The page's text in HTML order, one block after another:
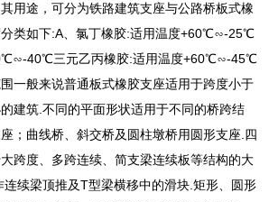
用途，可分为铁路建筑支座与公路桥板式橡
分类如下:A、氯丁橡胶:适用温度+60℃∽-25℃
40℃三元乙丙橡胶:适用温度+60℃∽-45℃
一般来说普通板式橡胶支座适用于跨度小于
建筑.不同的平面形状适用于不同的桥跨结
；曲线桥、斜交桥及圆柱墩桥用圆形支座.四
跨度、多跨连续、简支梁连续板等结构的大
续梁顶推及T型梁横移中的滑块.矩形、圆形